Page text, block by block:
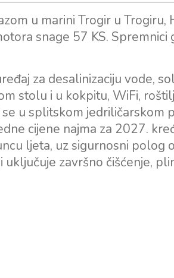
u marini Trogir u Trogiru,
snage 57 KS. Spremnici
za desalinizaciju vode,
stolu i u kokpitu, WiFi,
u splitskom jedriličarskom
cijene najma za 2027.
ljeta, uz sigurnosni polog
završno čišćenje,